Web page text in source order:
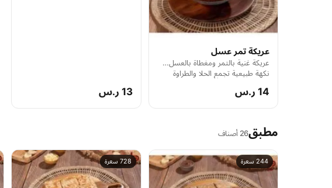
عريكة تمر عسل
عريكة غنية بالتمر ومغطاة بالعسل…
نكهة طبيعية تجمع الحلا والطراوة
14 ر.س 13 ر.س
مطبق26 أصناف
244 سعرة 728 سعرة